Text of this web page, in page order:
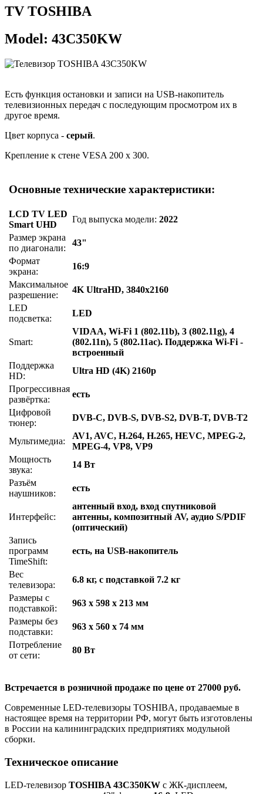
TV TOSHIBA
Model: 43C350KW
Есть функция остановки и записи на USB-накопитель
телевизионных передач с последующим просмотром их в
другое время.
Цвет корпуса - серый.
Крепление к стене VESA 200 x 300.
Основные технические характеристики:
LCD TV LED
Smart UHD
Год выпуска модели:2022
Размер экрана
по диагонали:
43"
Формат
экрана:
16:9
Максимальное
разрешение:
4K UltraHD, 3840x2160
LED
подсветка:
LED
Smart:
VIDAA, Wi-Fi 1 (802.11b), 3 (802.11g), 4
(802.11n), 5 (802.11ac). Поддержка Wi-Fi -
встроенный
Поддержка
HD:
Ultra HD (4K) 2160p
Прогрессивная
развёртка:
есть
Цифровой
тюнер:
DVB-C, DVB-S, DVB-S2, DVB-T, DVB-T2
Мультимедиа:
AV1, AVC, H.264, H.265, HEVC, MPEG-2,
MPEG-4, VP8, VP9
Мощность
звука:
14 Вт
Разъём
наушников:
есть
Интерфейс:
антенный вход, вход спутниковой
антенны, композитный AV, аудио S/PDIF
(оптический)
Запись
программ
TimeShift:
есть, на USB-накопитель
Вес
телевизора:
6.8 кг, с подставкой 7.2 кг
Размеры с
подставкой:
963 x 598 x 213 мм
Размеры без
подставки:
963 x 560 x 74 мм
Потребление
от сети:
80 Вт
Встречается в розничной продаже по цене от 27000 руб.
Современные LED-телевизоры TOSHIBA, продаваемые в
настоящее время на территории РФ, могут быть изготовлены
в России на калининградских предприятиях модульной
сборки.
Техническое описание
LED-телевизор TOSHIBA 43C350KW с ЖК-дисплеем,